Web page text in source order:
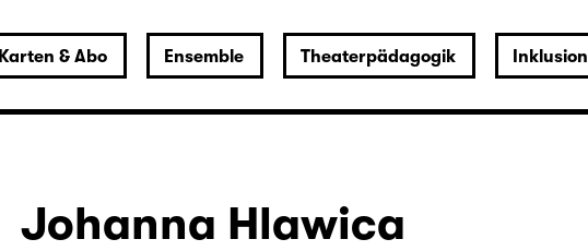
Karten & Abo Ensemble Theaterpädagogik Inklusion
Johanna Hlawica